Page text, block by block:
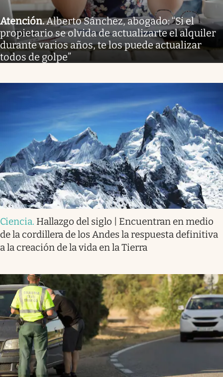
Atención.Alberto Sánchez, abogado: “Si el
propietario se olvida de actualizarte el alquiler
durante varios años, te los puede actualizar
todos de golpe”
Ciencia. Hallazgo del siglo | Encuentran en medio
de la cordillera de los Andes la respuesta definitiva
a la creación de la vida en la Tierra